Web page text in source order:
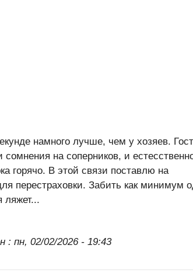
намного лучше, чем у хозяев.
на соперников, и
горячо. В этой связи поставлю на
перестраховки. Забить как минимум
ляжет...
: пн, 02/02/2026 - 19:43